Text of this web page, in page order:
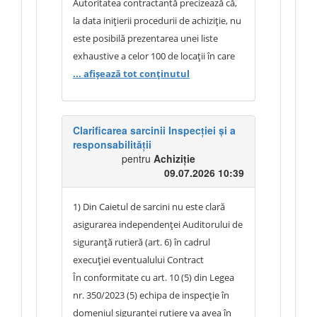
întrebarea:
Aveți lista celor 100 locații, în care se vor
efectua cele 100 inspecții specifice?
Dacă aveți adoptată metodologia de
accidente rutiere?
Autoritatea contractantă precizează că,
la data inițierii procedurii de achiziție, nu
este posibilă prezentarea unei liste
exhaustive a celor 100 de locații în care
vor fi efectuate inspecțiile specifice de
În conformitate cu obiectul contractului
și prevederile Hotărârii Guvernului nr.
807/2025, inspecțiile specifice în cauză se
efectuează exclusiv ca urmare a
cu persoane decedate. În consecință,
sectoarele de drum care urmează a fi
inspectate sunt stabilite în funcție de
accidentele înregistrate în Registrul de
stat al accidentelor rutiere, precum și de
accidentele care vor fi înregistrate pe
... afișează tot conținutul
Clarificarea sarcinii Inspecției și a
responsabilității
pentru Achiziție
09.07.2026 10:39
1) Din Caietul de sarcini nu este clară
asigurarea independenței Auditorului de
siguranță rutieră (art. 6) în cadrul
execuției eventualului Contract
În conformitate cu art. 10 (5) din Legea
nr. 350/2023 (5) echipa de inspecție în
domeniul siguranței rutiere va avea în